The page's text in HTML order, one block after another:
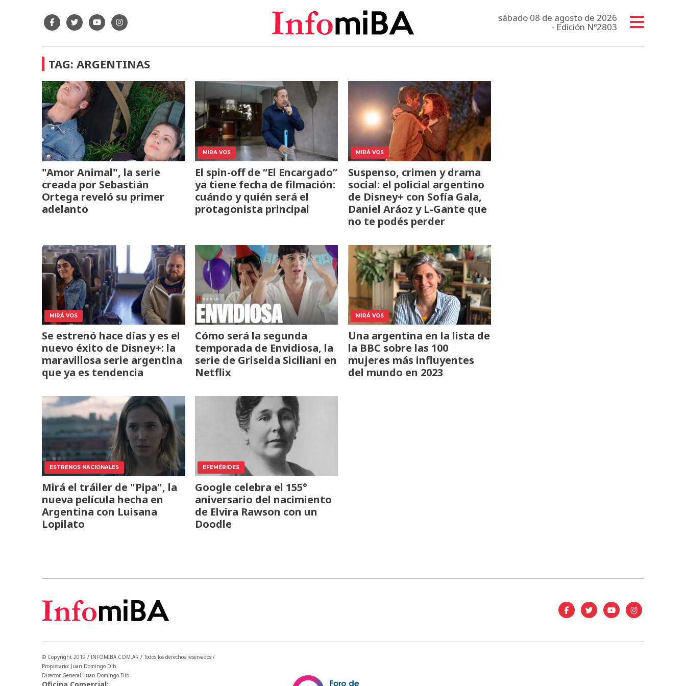
sábado 08 de agosto de 2026
- Edición Nº2803
TAG: ARGENTINAS
"Amor Animal", la serie
creada por Sebastián
Ortega reveló su primer
adelanto
MIRA VOS
El spin-off de “El Encargado”
ya tiene fecha de filmación:
cuándo y quién será el
protagonista principal
MIRÁ VOS
Suspenso, crimen y drama
social: el policial argentino
de Disney+ con Sofía Gala,
Daniel Aráoz y L-Gante que
no te podés perder
MIRÁ VOS
Se estrenó hace días y es el
nuevo éxito de Disney+: la
maravillosa serie argentina
que ya es tendencia
Cómo será la segunda
temporada de Envidiosa, la
serie de Griselda Siciliani en
Netflix
MIRÁ VOS
Una argentina en la lista de
la BBC sobre las 100
mujeres más influyentes
del mundo en 2023
ESTRENOS NACIONALES
Mirá el tráiler de "Pipa", la
nueva película hecha en
Argentina con Luisana
Lopilato
EFEMÉRIDES
Google celebra el 155°
aniversario del nacimiento
de Elvira Rawson con un
Doodle
© Copyright 2019 / INFOMIBA.COM.AR / Todos los derechos reservados /
Propietario: Juan Domingo Dib
Director General: Juan Domingo Dib